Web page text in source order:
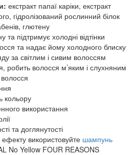
екстракт папаї каріки, екстракт
гідролізований рослинний білок
глютену
та підтримує холодні відтінки
та надає йому холодного блиску
за світлим і сивим волоссям
робить волосся м’яким і слухняним
кольору
використання
та доглянутості
використовуйте шампунь
No Yellow FOUR REASONS